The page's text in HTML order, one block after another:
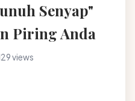
Senyap"
Piring Anda
views